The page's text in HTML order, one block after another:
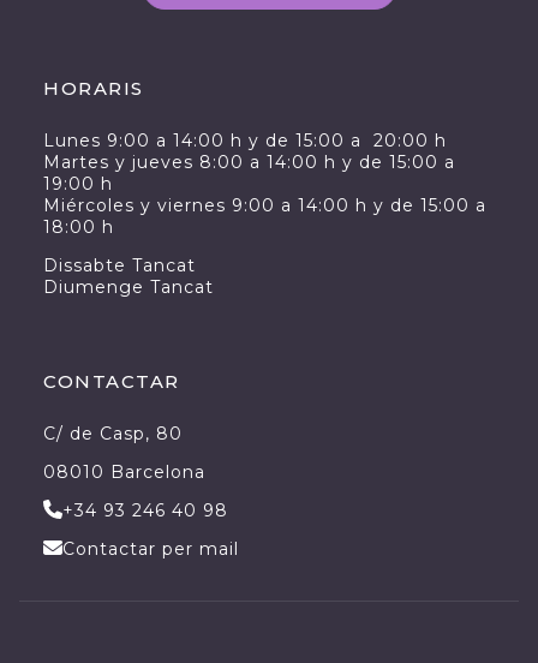
HORARIS
Lunes 9:00 a 14:00 h y de 15:00 a 20:00 h
Martes y jueves 8:00 a 14:00 h y de 15:00 a
19:00 h
Miércoles y viernes 9:00 a 14:00 h y de 15:00 a
18:00 h
Dissabte Tancat
Diumenge Tancat
CONTACTAR
C/ de Casp, 80
08010 Barcelona
+34 93 246 40 98
Contactar per mail